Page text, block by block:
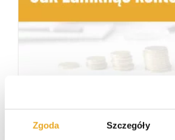
Zgoda Szczegóły
Jak zamknąć konto w
30/05/21 | Banki